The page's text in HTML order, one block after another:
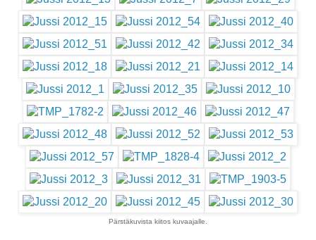
Pärstäkuvista kiitos kuvaajalle.